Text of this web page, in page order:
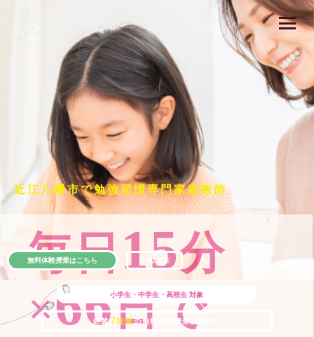
近江八幡市で勉強習慣専門家庭教師
毎日15分
×66日で
小学生・中学生・高校生 対象
＼ 絶賛 7 日間の無料体験授業実施中!! ／
無料体験授業はこちら 公式LINE